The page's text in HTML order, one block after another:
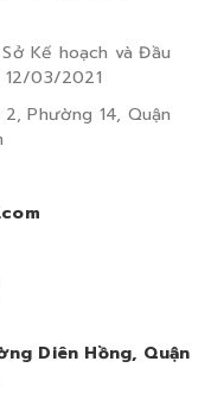
Kế hoạch và Đầu
12/03/2021
Phường 14, Quận
Diên Hồng, Quận